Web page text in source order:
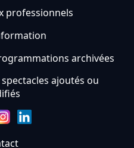
professionnels
archivées
spectacles ajoutés ou